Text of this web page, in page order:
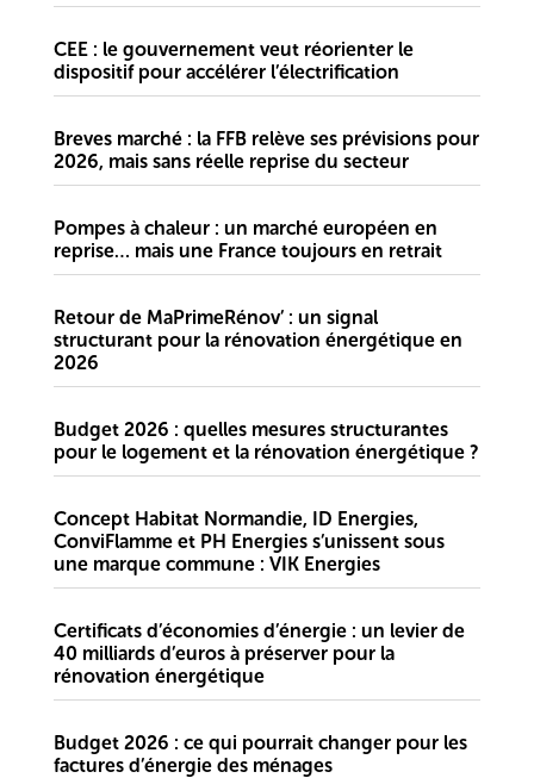
CEE : le gouvernement veut réorienter le
dispositif pour accélérer l’électrification
Breves marché : la FFB relève ses prévisions pour
2026, mais sans réelle reprise du secteur
Pompes à chaleur : un marché européen en
reprise… mais une France toujours en retrait
Retour de MaPrimeRénov’ : un signal
structurant pour la rénovation énergétique en
2026
Budget 2026 : quelles mesures structurantes
pour le logement et la rénovation énergétique ?
Concept Habitat Normandie, ID Energies,
ConviFlamme et PH Energies s’unissent sous
une marque commune : VIK Energies
Certificats d’économies d’énergie : un levier de
40 milliards d’euros à préserver pour la
rénovation énergétique
Budget 2026 : ce qui pourrait changer pour les
factures d’énergie des ménages